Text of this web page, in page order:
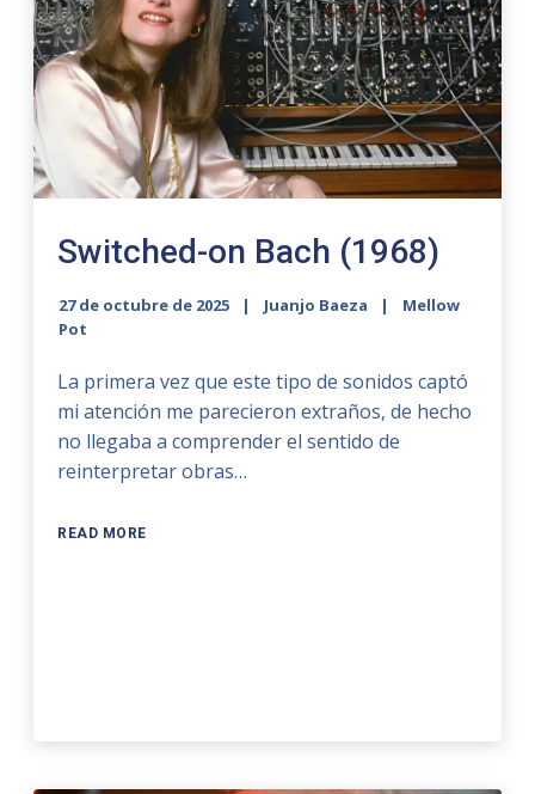
Switched-on Bach (1968)
27 de octubre de 2025 Juanjo Baeza
Mellow
Pot
La primera vez que este tipo de sonidos captó
mi atención me parecieron extraños, de hecho
no llegaba a comprender el sentido de
reinterpretar obras…
READ MORE